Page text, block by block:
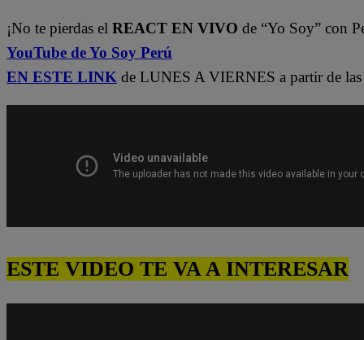
¡No te pierdas el REACT EN VIVO de “Yo Soy” con
YouTube de Yo Soy Perú
EN ESTE LINK de LUNES A VIERNES a partir de
ESTE VIDEO TE VA A INTERESAR